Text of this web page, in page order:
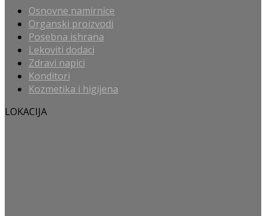
Osnovne namirnice
Organski proizvodi
Posebna ishrana
Lekoviti dodaci
Zdravi napici
Konditori
Kozmetika i higijena
LOKACIJA